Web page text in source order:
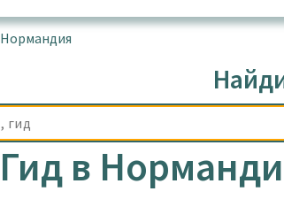
Нормандия
Гид в